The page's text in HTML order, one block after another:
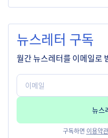
뉴스레터 구독
월간 뉴스레터를 이메일로
구독하면 이용약관